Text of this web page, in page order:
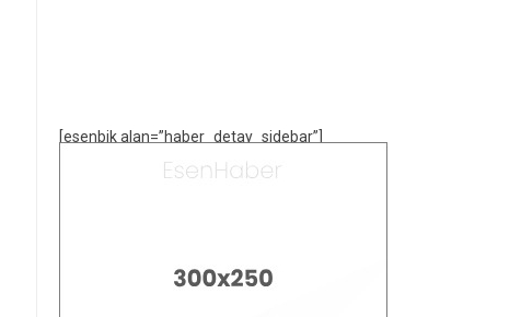
[esenbik alan=”haber_detay_sidebar”]